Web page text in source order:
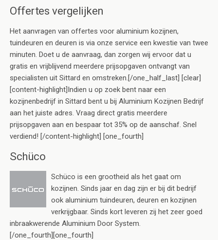
Offertes vergelijken
Het aanvragen van offertes voor aluminium kozijnen,
tuindeuren en deuren is via onze service een kwestie van twee
minuten. Doet u de aanvraag, dan zorgen wij ervoor dat u
gratis en vrijblijvend meerdere prijsopgaven ontvangt van
specialisten uit Sittard en omstreken.[/one_half_last] [clear]
[content-highlight]Indien u op zoek bent naar een
kozijnenbedrijf in Sittard bent u bij Aluminium Kozijnen Bedrijf
aan het juiste adres. Vraag direct gratis meerdere
prijsopgaven aan en bespaar tot 35% op de aanschaf. Snel
verdiend! [/content-highlight] [one_fourth]
Schüco
Schüco is een grootheid als het gaat om
kozijnen. Sinds jaar en dag zijn er bij dit bedrijf
ook aluminium tuindeuren, deuren en kozijnen
verkrijgbaar. Sinds kort leveren zij het zeer goed
inbraakwerende Aluminium Door System.
[/one_fourth][one_fourth]